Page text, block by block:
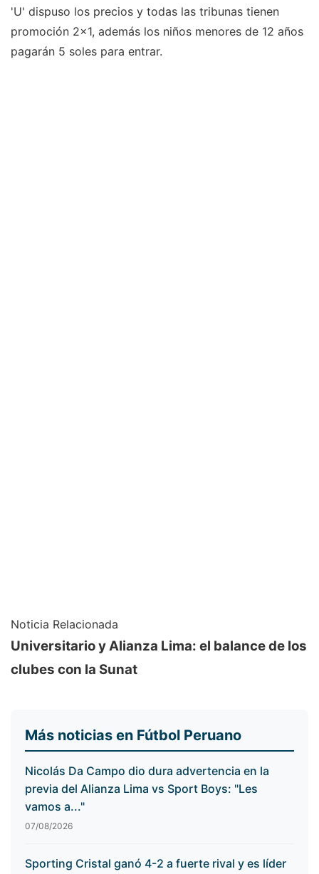
'U' dispuso los precios y todas las tribunas tienen
promoción 2x1, además los niños menores de 12 años
pagarán 5 soles para entrar.
Noticia Relacionada
Universitario y Alianza Lima: el balance de los
clubes con la Sunat
Más noticias en Fútbol Peruano
Nicolás Da Campo dio dura advertencia en la
previa del Alianza Lima vs Sport Boys: "Les
vamos a..."
07/08/2026
Sporting Cristal ganó 4-2 a fuerte rival y es líder